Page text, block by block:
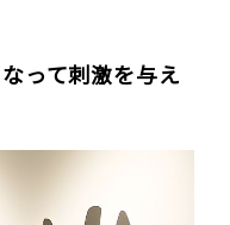
って刺激を与え